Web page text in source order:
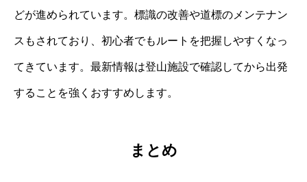
どが進められています。標識の改善や道標のメンテナン
スもされており、初心者でもルートを把握しやすくなっ
てきています。最新情報は登山施設で確認してから出発
することを強くおすすめします。
まとめ